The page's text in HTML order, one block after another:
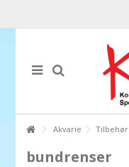
Akvarie Tilbehør
bundrenser